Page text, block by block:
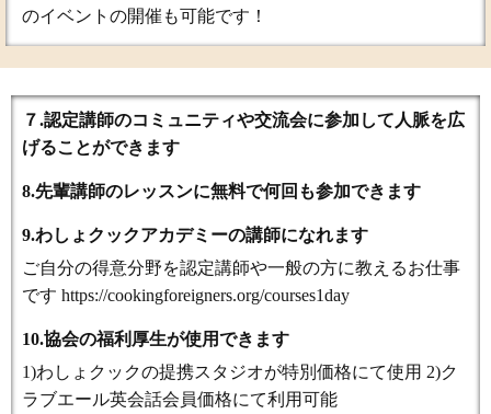
のイベントの開催も可能です！
７.認定講師のコミュニティや交流会に参加して人脈を広
げることができます
8.先輩講師のレッスンに無料で何回も参加できます
9.わしょクックアカデミーの講師になれます
ご自分の得意分野を認定講師や一般の方に教えるお仕事
です https://cookingforeigners.org/courses1day
10.協会の福利厚生が使用できます
1)わしょクックの提携スタジオが特別価格にて使用 2)ク
ラブエール英会話会員価格にて利用可能